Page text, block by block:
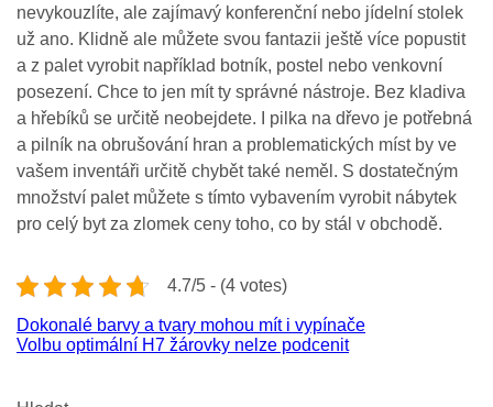
nevykouzlíte, ale zajímavý konferenční nebo jídelní stolek
už ano. Klidně ale můžete svou fantazii ještě více popustit
a z palet vyrobit například botník, postel nebo venkovní
posezení. Chce to jen mít ty správné nástroje. Bez kladiva
a hřebíků se určitě neobejdete. I pilka na dřevo je potřebná
a pilník na obrušování hran a problematických míst by ve
vašem inventáři určitě chybět také neměl. S dostatečným
množství palet můžete s tímto vybavením vyrobit nábytek
pro celý byt za zlomek ceny toho, co by stál v obchodě.
4.7/5 - (4 votes)
Navigace
pro
příspěvek
Dokonalé barvy a tvary mohou mít i vypínače
Volbu optimální H7 žárovky nelze podcenit